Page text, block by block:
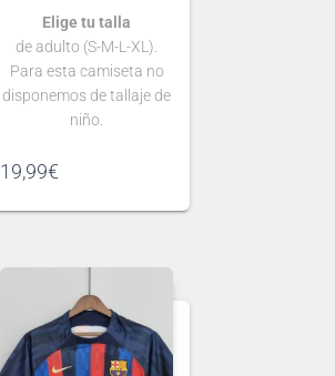
Elige tu talla
de adulto (S-M-L-XL).
Para esta camiseta no
disponemos de tallaje de
niño.
Puedes elegir
nombre y número
para tu camiseta, bien
personalizado o bien de
algún jugador, lo que
19,99€